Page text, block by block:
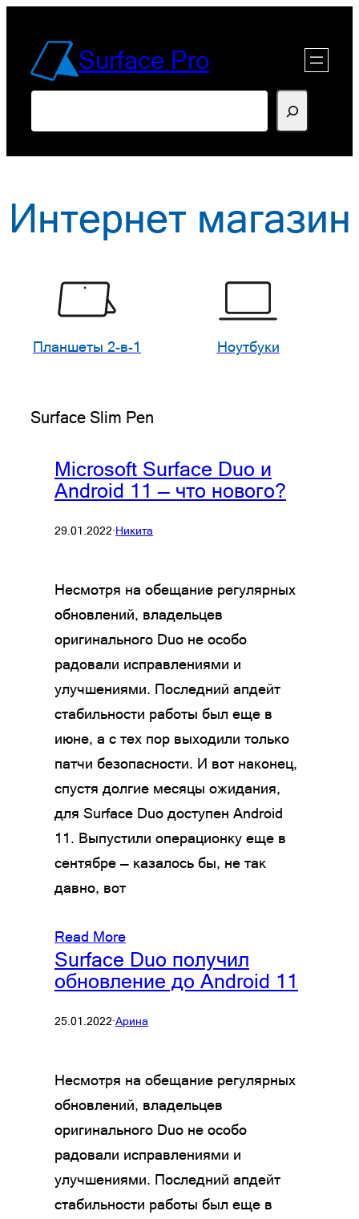
содержимомуSurface Pro
Интернет магазин
Планшеты 2-в-1 Ноутбуки
Surface Slim Pen
Microsoft Surface Duo и
Android 11 — что нового?
29.01.2022·Никита
Несмотря на обещание регулярных
обновлений, владельцев
оригинального Duo не особо
радовали исправлениями и
улучшениями. Последний апдейт
стабильности работы был еще в
июне, а с тех пор выходили только
патчи безопасности. И вот наконец,
спустя долгие месяцы ожидания,
для Surface Duo доступен Android
11. Выпустили операционку еще в
сентябре — казалось бы, не так
давно, вот
Read More
Surface Duo получил
обновление до Android 11
25.01.2022·Арина
Несмотря на обещание регулярных
обновлений, владельцев
оригинального Duo не особо
радовали исправлениями и
улучшениями. Последний апдейт
стабильности работы был еще в